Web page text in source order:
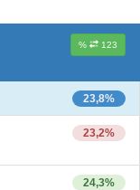
% 123
23,8%
23,2%
24,3%